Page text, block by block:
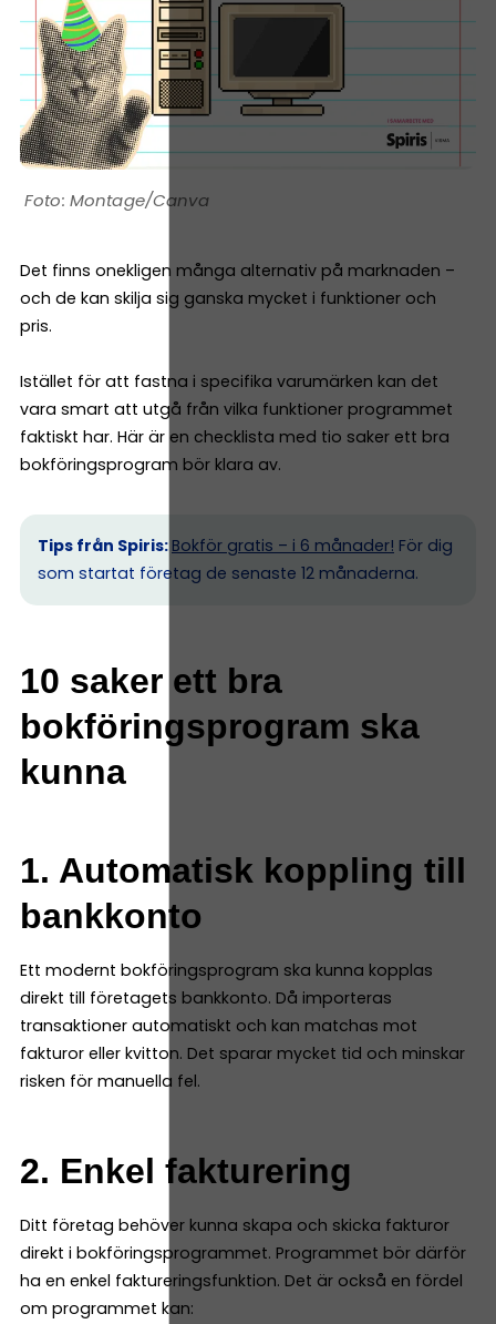
Montage/Canva
Det finns onekligen många alternativ på marknaden –
och de kan skilja sig ganska mycket i funktioner och
pris.
Istället för att fastna i specifika varumärken kan det
vara smart att utgå från vilka funktioner programmet
faktiskt har. Här är en checklista med tio saker ett bra
bokföringsprogram bör klara av.
Tips från Spiris: Bokför gratis – i 6 månader! För dig
som startat företag de senaste 12 månaderna.
10 saker ett bra
bokföringsprogram ska
kunna
1. Automatisk koppling till
bankkonto
Ett modernt bokföringsprogram ska kunna kopplas
direkt till företagets bankkonto. Då importeras
transaktioner automatiskt och kan matchas mot
fakturor eller kvitton. Det sparar mycket tid och minskar
risken för manuella fel.
2. Enkel fakturering
Ditt företag behöver kunna skapa och skicka fakturor
direkt i bokföringsprogrammet. Programmet bör därför
ha en enkel faktureringsfunktion. Det är också en fördel
om programmet kan: